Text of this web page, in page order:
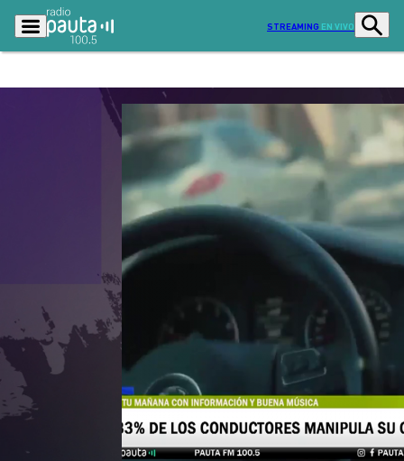
STREAMING EN VIVO
Programas
Actualidad
Economía
Radio en vivo Sostenibilidad
Tendencias Deportes
Entretención y Cultura Opinión
Dato en Pauta Señal 2
Contenido Patrocinado